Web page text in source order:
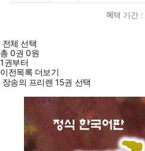
혜택 기간 :
전체 선택
총0권 0원
1권부터
이전목록 더보기
장송의 프리렌 15권 선택